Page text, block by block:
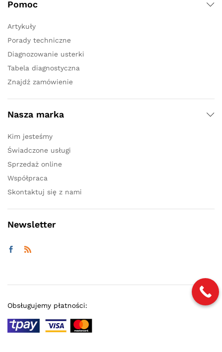
Pomoc
Artykuły
Porady techniczne
Diagnozowanie usterki
Tabela diagnostyczna
Znajdź zamówienie
Nasza marka
Kim jesteśmy
Świadczone usługi
Sprzedaż online
Współpraca
Skontaktuj się z nami
Newsletter
Obsługujemy płatności: